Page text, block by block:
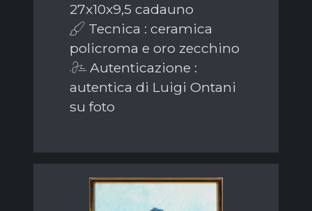
27x10x9,5 cadauno
Tecnica : ceramica
policroma e oro zecchino
Autenticazione :
autentica di Luigi Ontani
su foto